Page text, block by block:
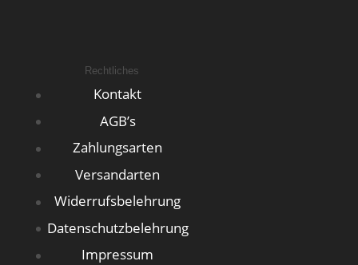
Rechtliches
Kontakt
AGB’s
Zahlungsarten
Versandarten
Widerrufsbelehrung
Datenschutzbelehrung
Impressum